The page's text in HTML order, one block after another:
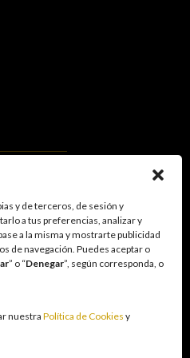
y de terceros, de sesión y
a tus preferencias, analizar y
a la misma y mostrarte publicidad
de navegación. Puedes aceptar o
” o “Denegar”, según corresponda, o
nuestra Política de Cookies y
afrontar
a los